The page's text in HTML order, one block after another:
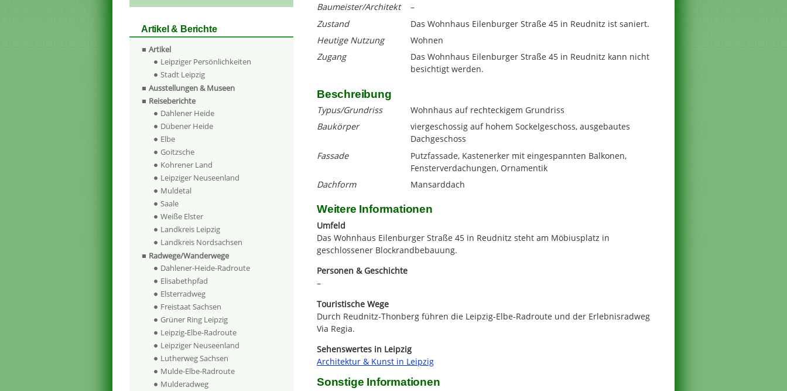
Baumeister/Architekt
–
Zustand
Das Wohnhaus Eilenburger Straße 45 in Reudnitz ist saniert.
Heutige Nutzung
Wohnen
Zugang
Das Wohnhaus Eilenburger Straße 45 in Reudnitz kann nicht
besichtigt werden.
Beschreibung
Typus/Grundriss
Wohnhaus auf rechteckigem Grundriss
Baukörper
viergeschossig auf hohem Sockelgeschoss, ausgebautes
Dachgeschoss
Fassade
Putzfassade, Kastenerker mit eingespannten Balkonen,
Fensterverdachungen, Ornamentik
Dachform
Mansarddach
Weitere Informationen
Umfeld
Das Wohnhaus Eilenburger Straße 45 in Reudnitz steht am Möbiusplatz in
geschlossener Blockrandbebauung.
Personen & Geschichte
–
Touristische Wege
Durch Reudnitz-Thonberg führen die Leipzig-Elbe-Radroute und der Erlebnisradweg
Via Regia.
Sehenswertes in Leipzig
Architektur & Kunst in Leipzig
Sonstige Informationen
Artikel & Berichte
Artikel
Leipziger Persönlichkeiten
Stadt Leipzig
Ausstellungen & Museen
Reiseberichte
Dahlener Heide
Dübener Heide
Elbe
Goitzsche
Kohrener Land
Leipziger Neuseenland
Muldetal
Saale
Weiße Elster
Landkreis Leipzig
Landkreis Nordsachsen
Radwege/Wanderwege
Dahlener-Heide-Radroute
Elisabethpfad
Elsterradweg
Freistaat Sachsen
Grüner Ring Leipzig
Leipzig-Elbe-Radroute
Leipziger Neuseenland
Lutherweg Sachsen
Mulde-Elbe-Radroute
Mulderadweg